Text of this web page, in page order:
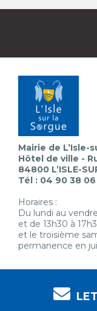
Mairie de L’Isle-
Hôtel de ville -
84800 L’ISLE-
Tél : 04 90 38
Horaires :
Du lundi au
et de 13h30 à
et le troisième
permanence en